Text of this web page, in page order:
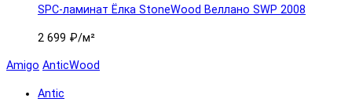
SPC-ламинат Ëлка StoneWood Веллано SWP 2008
2 699 ₽/м²
Amigo AnticWood
Antic